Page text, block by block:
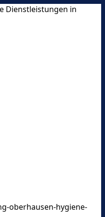
Dienstleistungen in
oberhausen-hygiene-